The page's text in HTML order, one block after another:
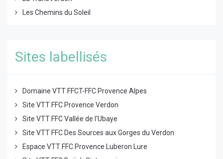
Les Chemins du Soleil
Sites labellisés
Domaine VTT FFCT-FFC Provence Alpes
Site VTT FFC Provence Verdon
Site VTT FFC Vallée de l'Ubaye
Site VTT FFC Des Sources aux Gorges du Verdon
Espace VTT FFC Provence Luberon Lure